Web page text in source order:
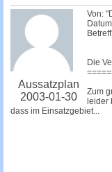
Aussatzplan
2003-01-30
Von:
Die
Zum
leider
dass im Einsatzgebiet...